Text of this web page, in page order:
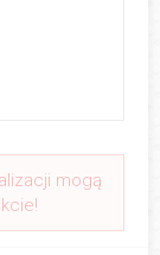
mogą